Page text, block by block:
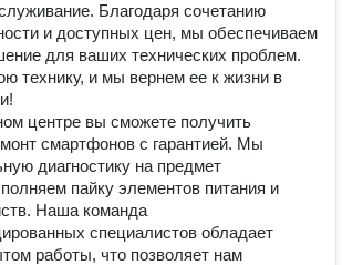
Благодаря сочетанию
и доступных цен, мы обеспечиваем
для ваших технических проблем.
технику, и мы вернем ее к жизни в
центре вы сможете получить
смартфонов с гарантией. Мы
диагностику на предмет
пайку элементов питания и
Наша команда
специалистов обладает
работы, что позволяет нам